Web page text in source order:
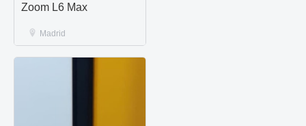
Zoom L6 Max
Madrid